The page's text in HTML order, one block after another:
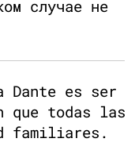
случае не
Dante es ser
que todas las
familiares.